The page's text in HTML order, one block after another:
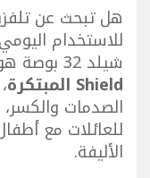
هل تبحث عن
للاستخدام
شيلد 32 بوصة هو ما تبحث عنه.
Shield المبتكرة
الصدمات والكسر،
للعائلات مع
الأليفة.